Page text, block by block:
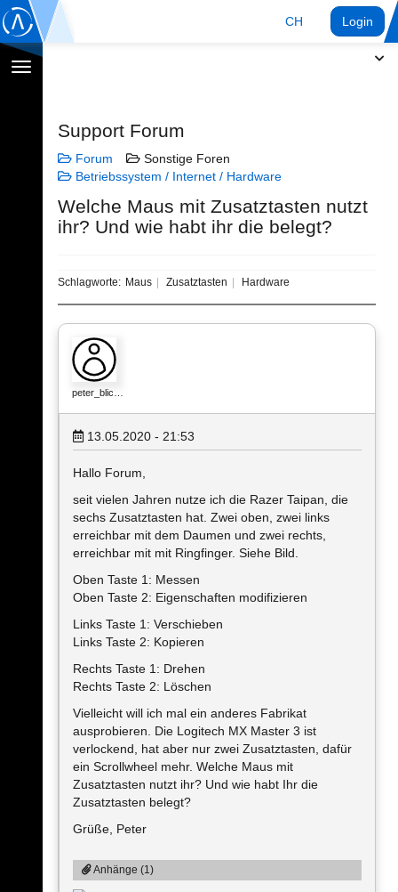
CH Login
Navigation
Support Forum
Forum
Sonstige Foren
Betriebssystem / Internet / Hardware
Welche Maus mit Zusatztasten nutzt
ihr? Und wie habt ihr die belegt?
Schlagworte: Maus Zusatztasten Hardware
peter_blic…
13.05.2020 - 21:53
Hallo Forum,
seit vielen Jahren nutze ich die Razer Taipan, die
sechs Zusatztasten hat. Zwei oben, zwei links
erreichbar mit dem Daumen und zwei rechts,
erreichbar mit mit Ringfinger. Siehe Bild.
Oben Taste 1: Messen
Oben Taste 2: Eigenschaften modifizieren
Links Taste 1: Verschieben
Links Taste 2: Kopieren
Rechts Taste 1: Drehen
Rechts Taste 2: Löschen
Vielleicht will ich mal ein anderes Fabrikat
ausprobieren. Die Logitech MX Master 3 ist
verlockend, hat aber nur zwei Zusatztasten, dafür
ein Scrollwheel mehr. Welche Maus mit
Zusatztasten nutzt ihr? Und wie habt Ihr die
Zusatztasten belegt?
Grüße, Peter
Anhänge (1)